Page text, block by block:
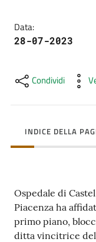
Come
territorio
Studiare
a
Piacenza
Data:
28-07-2023
Condividi
INDICE DELLA
Ospedale di
Piacenza ha
primo piano,
ditta vincitrice